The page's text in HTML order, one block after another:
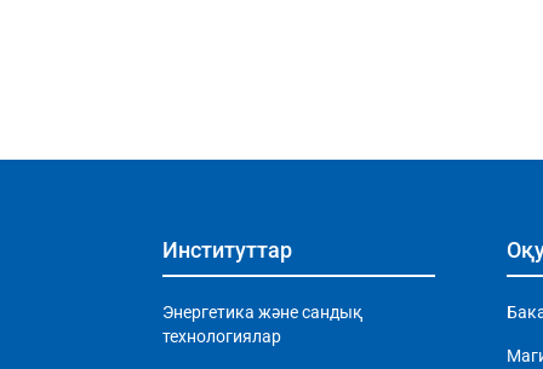
Институттар
Энергетика және сандық
технологиялар